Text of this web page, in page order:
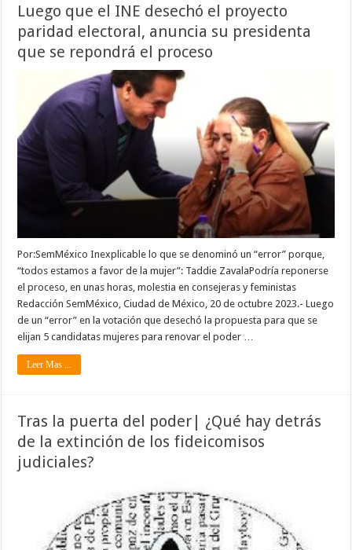
Luego que el INE desechó el proyecto
paridad electoral, anuncia su presidenta
que se repondrá el proceso
Por:SemMéxico Inexplicable lo que se denominó un “error” porque,
“todos estamos a favor de la mujer”: Taddie ZavalaPodría reponerse
el proceso, en unas horas, molestia en consejeras y feministas
Redacción SemMéxico, Ciudad de México, 20 de octubre 2023.- Luego
de un “error” en la votación que desechó la propuesta para que se
elijan 5 candidatas mujeres para renovar el poder …
Leer Mas ...
Tras la puerta del poder| ¿Qué hay detrás
de la extinción de los fideicomisos
judiciales?